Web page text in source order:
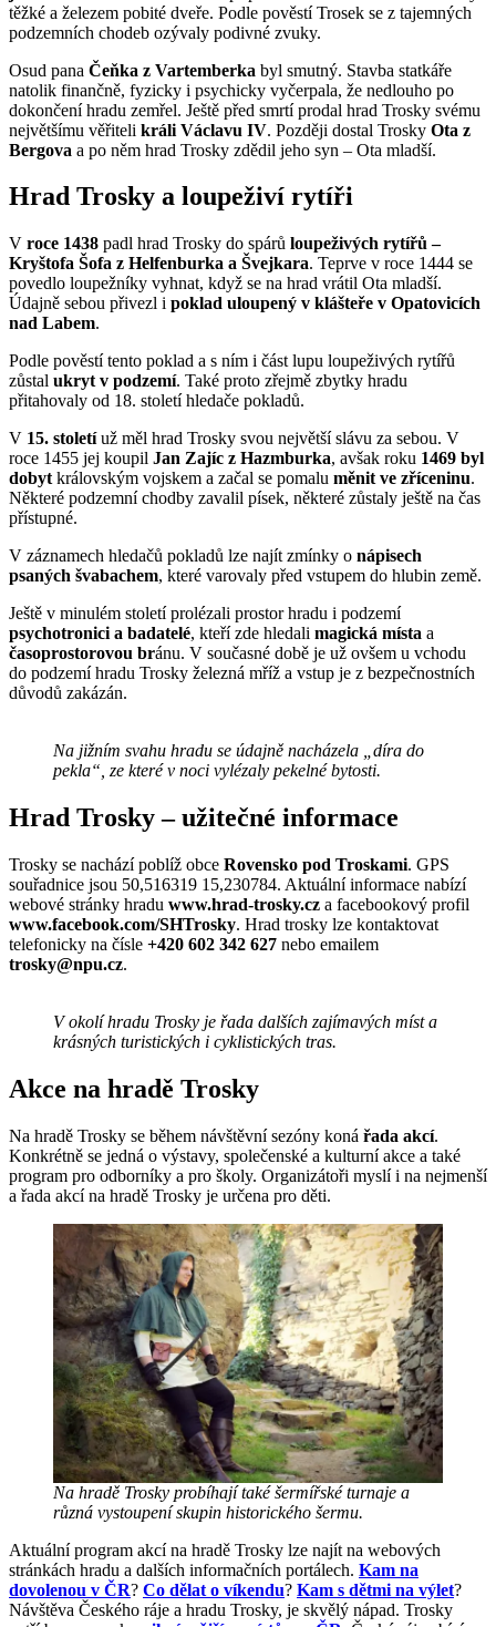
těžké a železem pobité dveře. Podle pověstí Trosek se z tajemných
podzemních chodeb ozývaly podivné zvuky.
Osud pana Čeňka z Vartemberka byl smutný. Stavba statkáře
natolik finančně, fyzicky i psychicky vyčerpala, že nedlouho po
dokončení hradu zemřel. Ještě před smrtí prodal hrad Trosky svému
největšímu věřiteli králi Václavu IV. Později dostal Trosky Ota z
Bergova a po něm hrad Trosky zdědil jeho syn – Ota mladší.
Hrad Trosky a loupeživí rytíři
V roce 1438 padl hrad Trosky do spárů loupeživých rytířů –
Kryštofa Šofa z Helfenburka a Švejkara. Teprve v roce 1444 se
povedlo loupežníky vyhnat, když se na hrad vrátil Ota mladší.
Údajně sebou přivezl i poklad uloupený v klášteře v Opatovicích
nad Labem.
Podle pověstí tento poklad a s ním i část lupu loupeživých rytířů
zůstal ukryt v podzemí. Také proto zřejmě zbytky hradu
přitahovaly od 18. století hledače pokladů.
V 15. stoletíuž měl hrad Trosky svou největší slávu za sebou. V
roce 1455 jej koupil Jan Zajíc z Hazmburka, avšak roku 1469 byl
dobyt královským vojskem a začal se pomalu měnit ve zříceninu.
Některé podzemní chodby zavalil písek, některé zůstaly ještě na čas
přístupné.
V záznamech hledačů pokladů lze najít zmínky o nápisech
psaných švabachem, které varovaly před vstupem do hlubin země.
Ještě v minulém století prolézali prostor hradu i podzemí
psychotronici a badatelé, kteří zde hledali magická místa a
časoprostorovou bránu. V současné době je už ovšem u vchodu
do podzemí hradu Trosky železná mříž a vstup je z bezpečnostních
důvodů zakázán.
Na jižním svahu hradu se údajně nacházela „díra do
pekla“ , ze které v noci vylézaly pekelné bytosti.
Hrad Trosky – užitečné informace
Trosky se nachází poblíž obce Rovensko pod Troskami. GPS
souřadnice jsou 50,516319 15,230784. Aktuální informace nabízí
webové stránky hradu www.hrad-trosky.cz a facebookový profil
www.facebook.com/SHTrosky. Hrad trosky lze kontaktovat
telefonicky na čísle +420 602 342 627 nebo emailem
trosky@npu.cz.
V okolí hradu Trosky je řada dalších zajímavých míst a
krásných turistických i cyklistických tras.
Akce na hradě Trosky
Na hradě Trosky se během návštěvní sezóny koná řada akcí.
Konkrétně se jedná o výstavy, společenské a kulturní akce a také
program pro odborníky a pro školy. Organizátoři myslí i na nejmenší
a řada akcí na hradě Trosky je určena pro děti.
Na hradě Trosky probíhají také šermířské turnaje a
různá vystoupení skupin historického šermu.
Aktuální program akcí na hradě Trosky lze najít na webových
stránkách hradu a dalších informačních portálech. Kam na
dovolenou v ČR? Co dělat o víkendu? Kam s dětmi na výlet?
Návštěva Českého ráje a hradu Trosky, je skvělý nápad. Trosky